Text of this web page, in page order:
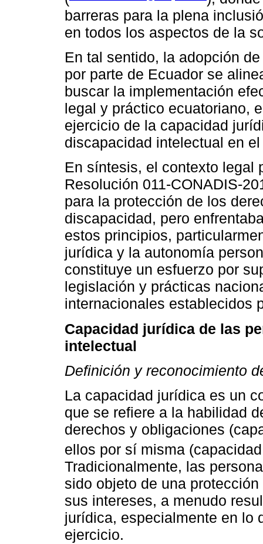
barreras para la plena
en todos los aspectos de la
En tal sentido, la adopción
por parte de Ecuador se
buscar la implementación
legal y práctico ecuatoriano,
ejercicio de la capacidad
discapacidad intelectual en
En síntesis, el contexto legal
Resolución 011-CONADIS-
para la protección de los
discapacidad, pero
estos principios,
jurídica y la autonomía
constituye un esfuerzo por
legislación y prácticas
internacionales establecidos
Capacidad jurídica de las
intelectual
Definición y reconocimiento
La capacidad jurídica es un
que se refiere a la habilidad
derechos y obligaciones
ellos por sí misma
Tradicionalmente, las
sido objeto de una
sus intereses, a menudo
jurídica, especialmente en lo
ejercicio.